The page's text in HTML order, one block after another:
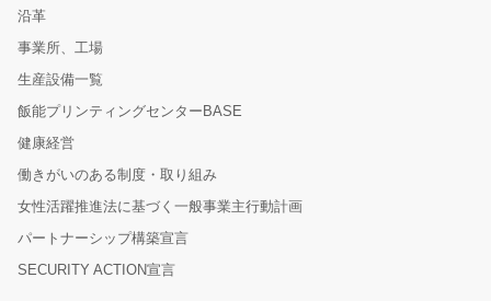
沿革
事業所、工場
生産設備一覧
飯能プリンティングセンターBASE
健康経営
働きがいのある制度・取り組み
女性活躍推進法に基づく一般事業主行動計画
パートナーシップ構築宣言
SECURITY ACTION宣言